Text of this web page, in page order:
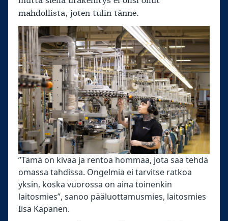
mahdollista, joten tulin tänne.
”Tämä on kivaa ja rentoa hommaa, jota saa tehdä
omassa tahdissa. Ongelmia ei tarvitse ratkoa
yksin, koska vuorossa on aina toinenkin
laitosmies”, sanoo pääluottamusmies, laitosmies
Iisa Kapanen.